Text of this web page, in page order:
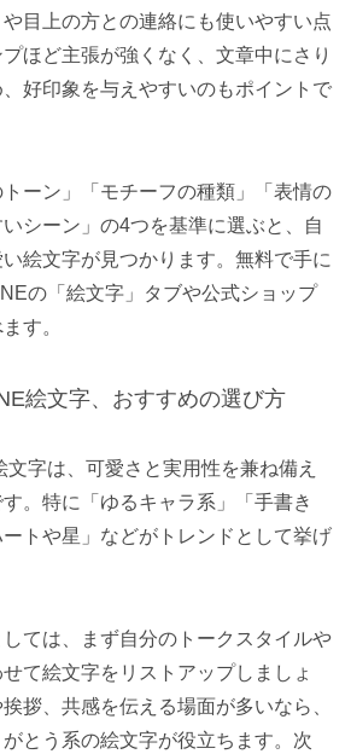
目上の方との連絡にも使いやすい点
ほど主張が強くなく、文章中にさり
好印象を与えやすいのもポイントで
ーン」「モチーフの種類」「表情の
シーン」の4つを基準に選ぶと、自
絵文字が見つかります。無料で手に
の「絵文字」タブや公式ショップ
す。
絵文字、おすすめの選び方
字は、可愛さと実用性を兼ね備え
。特に「ゆるキャラ系」「手書き
トや星」などがトレンドとして挙げ
ては、まず自分のトークスタイルや
て絵文字をリストアップしましょ
拶、共感を伝える場面が多いなら、
とう系の絵文字が役立ちます。次